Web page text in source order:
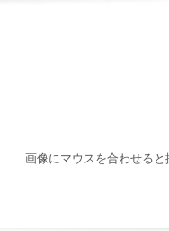
画像にマウスを合わせると